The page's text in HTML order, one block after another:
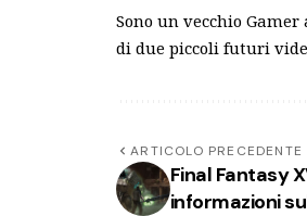
Sono un vecchio
di due piccoli futuri
ARTICOLO PRECEDENTE
Final Fantasy
informazioni